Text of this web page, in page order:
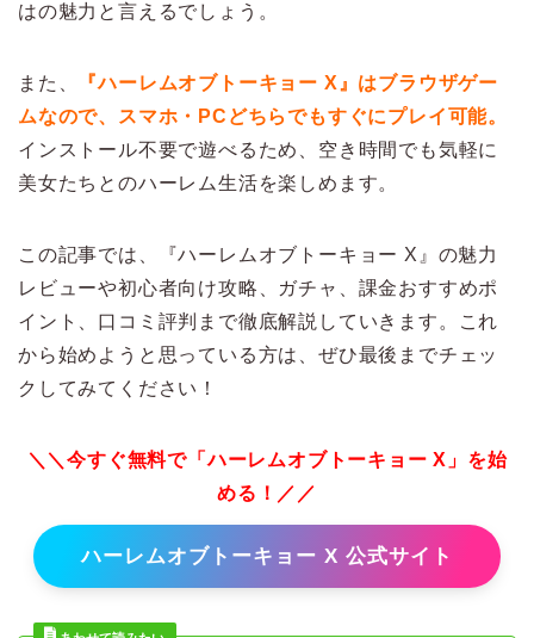
はの魅力と言えるでしょう。
また、
『ハーレムオブトーキョー X』はブラウザゲー
ムなので、スマホ・PCどちらでもすぐにプレイ可能。
インストール不要で遊べるため、空き時間でも気軽に
美女たちとのハーレム生活を楽しめます。
この記事では、『ハーレムオブトーキョー X』の魅力
レビューや初心者向け攻略、ガチャ、課金おすすめポ
イント、口コミ評判まで徹底解説していきます。これ
から始めようと思っている方は、ぜひ最後までチェッ
クしてみてください！
＼＼今すぐ無料で「ハーレムオブトーキョー X」を始
める！／／
ハーレムオブトーキョー X 公式サイト